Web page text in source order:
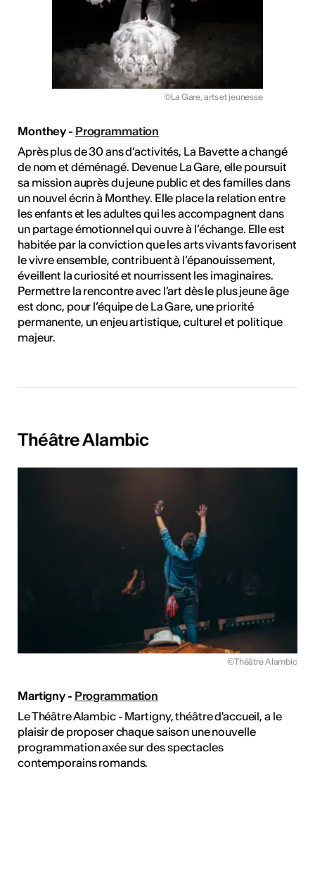
©La Gare, arts et jeunesse
Monthey - Programmation
Après plus de 30 ans d’activités, La Bavette a changé
de nom et déménagé. Devenue La Gare, elle poursuit
sa mission auprès du jeune public et des familles dans
un nouvel écrin à Monthey. Elle place la relation entre
les enfants et les adultes qui les accompagnent dans
un partage émotionnel qui ouvre à l’échange. Elle est
habitée par la conviction que les arts vivants favorisent
le vivre ensemble, contribuent à l’épanouissement,
éveillent la curiosité et nourrissent les imaginaires.
Permettre la rencontre avec l’art dès le plus jeune âge
est donc, pour l’équipe de La Gare, une priorité
permanente, un enjeu artistique, culturel et politique
majeur.
Théâtre Alambic
©Théâtre Alambic
Martigny - Programmation
Le Théâtre Alambic - Martigny, théâtre d'accueil, a le
plaisir de proposer chaque saison une nouvelle
programmation axée sur des spectacles
contemporains romands.